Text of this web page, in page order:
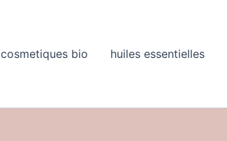
cosmetiques bio huiles essentielles